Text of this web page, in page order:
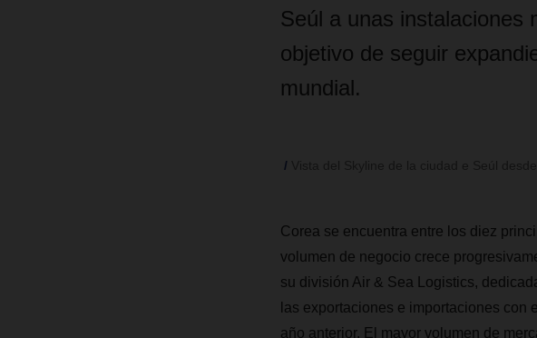
Seúl a unas instalaciones
objetivo de seguir
mundial.
Corea se encuentra entre los diez
volumen de negocio crece
su división Air & Sea Logistics,
las exportaciones e importaciones con
año anterior. El mayor volumen de